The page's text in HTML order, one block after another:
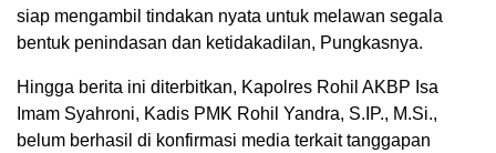
siap mengambil tindakan nyata untuk melawan segala
bentuk penindasan dan ketidakadilan, Pungkasnya.
Hingga berita ini diterbitkan, Kapolres Rohil AKBP Isa
Imam Syahroni, Kadis PMK Rohil Yandra, S.IP., M.Si.,
belum berhasil di konfirmasi media terkait tanggapan